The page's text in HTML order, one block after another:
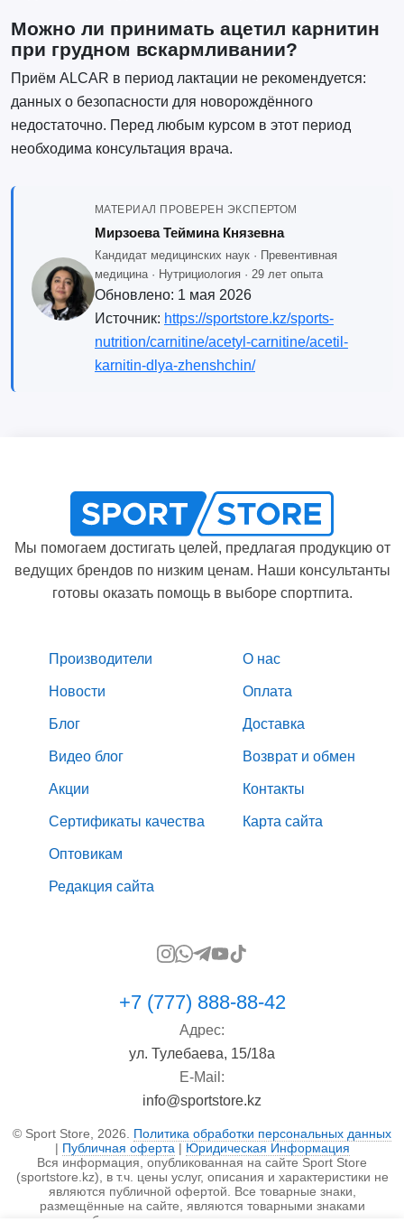
Можно ли принимать ацетил карнитин
при грудном вскармливании?
Приём ALCAR в период лактации не рекомендуется:
данных о безопасности для новорождённого
недостаточно. Перед любым курсом в этот период
необходима консультация врача.
МАТЕРИАЛ ПРОВЕРЕН ЭКСПЕРТОМ
Мирзоева Теймина Князевна
Кандидат медицинских наук · Превентивная
медицина · Нутрициология · 29 лет опыта
Обновлено: 1 мая 2026
Источник: https://sportstore.kz/sports-
nutrition/carnitine/acetyl-carnitine/acetil-
karnitin-dlya-zhenshchin/
Мы помогаем достигать целей, предлагая продукцию от
ведущих брендов по низким ценам. Наши консультанты
готовы оказать помощь в выборе спортпита.
Производители
Новости
Блог
Видео блог
Акции
Сертификаты качества
Оптовикам
Редакция сайта
О нас
Оплата
Доставка
Возврат и обмен
Контакты
Карта сайта
+7 (777) 888-88-42
Адрес:
ул. Тулебаева, 15/18а
E-Mail:
info@sportstore.kz
© Sport Store, 2026. Политика обработки персональных данных
| Публичная оферта| Юридическая Информация
Вся информация, опубликованная на сайте Sport Store
(sportstore.kz), в т.ч. цены услуг, описания и характеристики не
являются публичной офертой. Все товарные знаки,
размещённые на сайте, являются товарными знаками